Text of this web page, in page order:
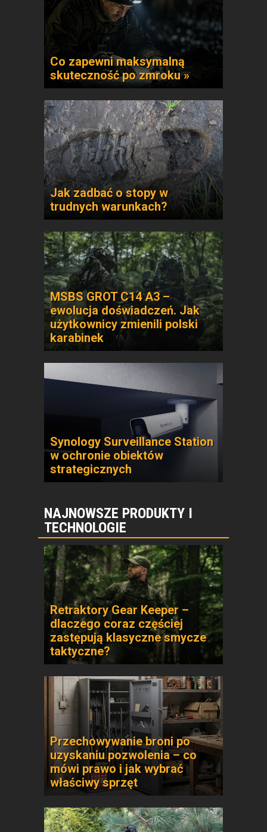
Co zapewni maksymalną
skuteczność po zmroku »
Jak zadbać o stopy w
trudnych warunkach?
MSBS GROT C14 A3 –
ewolucja doświadczeń. Jak
użytkownicy zmienili polski
karabinek
Synology Surveillance Station
w ochronie obiektów
strategicznych
NAJNOWSZE PRODUKTY I
TECHNOLOGIE
Retraktory Gear Keeper –
dlaczego coraz częściej
zastępują klasyczne smycze
taktyczne?
Przechowywanie broni po
uzyskaniu pozwolenia – co
mówi prawo i jak wybrać
właściwy sprzęt